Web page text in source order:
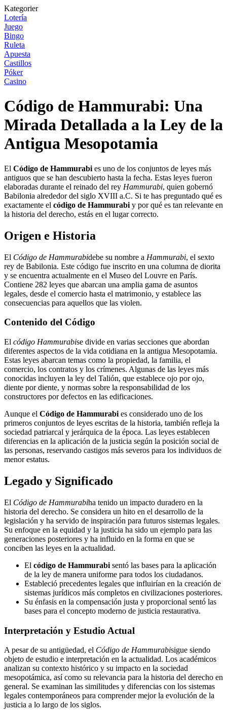
Kategorier
Lotería
Juego
Bingo
Ruleta
Apuesta
Castillos
Póker
Casino
Código de Hammurabi: Una
Mirada Detallada a la Ley de la
Antigua Mesopotamia
El Código de Hammurabi es uno de los conjuntos de leyes más
antiguos que se han descubierto hasta la fecha. Estas leyes fueron
elaboradas durante el reinado del rey Hammurabi, quien gobernó
Babilonia alrededor del siglo XVIII a.C. Si te has preguntado qué es
exactamente el código de Hammurabi y por qué es tan relevante en
la historia del derecho, estás en el lugar correcto.
Origen e Historia
El Código de Hammurabidebe su nombre a Hammurabi, el sexto
rey de Babilonia. Este código fue inscrito en una columna de diorita
y se encuentra actualmente en el Museo del Louvre en París.
Contiene 282 leyes que abarcan una amplia gama de asuntos
legales, desde el comercio hasta el matrimonio, y establece las
consecuencias para aquellos que las violen.
Contenido del Código
El código Hammurabise divide en varias secciones que abordan
diferentes aspectos de la vida cotidiana en la antigua Mesopotamia.
Estas leyes abarcan temas como la propiedad, la familia, el
comercio, los contratos y los crímenes. Algunas de las leyes más
conocidas incluyen la ley del Talión, que establece ojo por ojo,
diente por diente, y normas sobre la responsabilidad de los
constructores por defectos en las edificaciones.
Aunque el Código de Hammurabi es considerado uno de los
primeros conjuntos de leyes escritas de la historia, también refleja la
sociedad patriarcal y jerárquica de la época. Las leyes establecen
diferencias en la aplicación de la justicia según la posición social de
las personas, reservando castigos más severos para los individuos de
menor estatus.
Legado y Significado
El Código de Hammurabiha tenido un impacto duradero en la
historia del derecho. Se considera un hito en el desarrollo de la
legislación y ha servido de inspiración para futuros sistemas legales.
Su enfoque en la equidad y la justicia ha sido un ejemplo para las
generaciones posteriores y ha influido en la forma en que se
conciben las leyes en la actualidad.
El código de Hammurabi sentó las bases para la aplicación
de la ley de manera uniforme para todos los ciudadanos.
Estableció precedentes legales que influirían en la creación de
sistemas jurídicos más completos en civilizaciones posteriores.
Su énfasis en la compensación justa y proporcional sentó las
bases para el concepto moderno de justicia restaurativa.
Interpretación y Estudio Actual
A pesar de su antigüedad, el Código de Hammurabisigue siendo
objeto de estudio e interpretación en la actualidad. Los académicos
analizan su contexto histórico y su impacto en la sociedad
mesopotámica, así como su relevancia para la historia del derecho en
general. Se examinan las similitudes y diferencias con los sistemas
legales contemporáneos para comprender mejor la evolución de la
justicia a lo largo de los siglos.